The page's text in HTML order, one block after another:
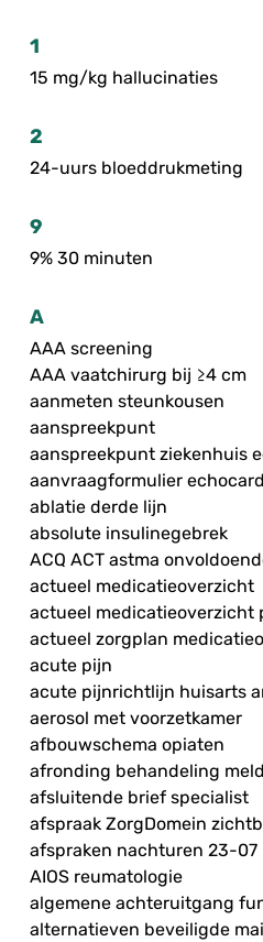
1
15 mg/kg hallucinaties
2
24-uurs bloeddrukmeting
9
9% 30 minuten
A
AAA screening
AAA vaatchirurg bij ≥4 cm
aanmeten steunkousen
aanspreekpunt
aanspreekpunt ziekenhuis
aanvraagformulier
ablatie derde lijn
absolute insulinegebrek
ACQ ACT astma
actueel medicatieoverzicht
actueel medicatieoverzicht
actueel zorgplan
acute pijn
acute pijnrichtlijn huisarts
aerosol met voorzetkamer
afbouwschema opiaten
afronding behandeling
afsluitende brief specialist
afspraak ZorgDomein
afspraken nachturen 23-07
AIOS reumatologie
algemene achteruitgang
alternatieven beveiligde